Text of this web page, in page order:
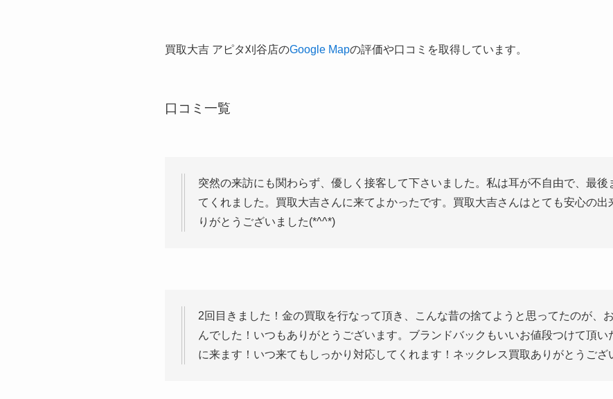
買取大吉 アピタ刈谷店のGoogle Mapの評価や口コミを取得しています。
口コミ一覧
突然の来訪にも関わらず、優しく接客して下さいました。私は耳が不自由で、最後
てくれました。買取大吉さんに来てよかったです。買取大吉さんはとても安心の出
りがとうございました(*^^*)
2回目きました！金の買取を行なって頂き、こんな昔の捨てようと思ってたのが、
んでした！いつもありがとうございます。ブランドバックもいいお値段つけて頂
に来ます！いつ来てもしっかり対応してくれます！ネックレス買取ありがとうござ